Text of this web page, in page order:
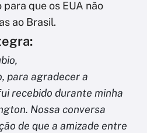
que os EUA não
ao Brasil.
para agradecer a
recebido durante minha
Nossa conversa
de que a amizade entre